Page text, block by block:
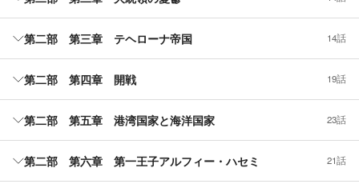
第二部 第三章 テヘローナ帝国 14話
第二部 第四章 開戦 19話
第二部 第五章 港湾国家と海洋国家 23話
第二部 第六章 第一王子アルフィー・ハセミ 21話